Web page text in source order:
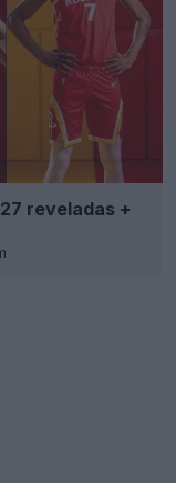
reveladas +